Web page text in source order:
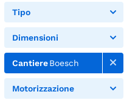
Tipo
Dimensioni
CantiereBoesch
Motorizzazione